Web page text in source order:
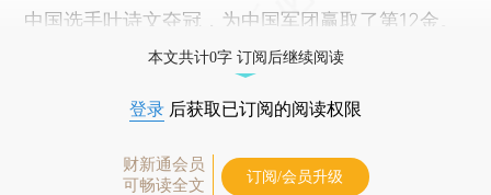
中国选手叶诗文夺冠，为中国军团赢取了第12金。
本文共计0字 订阅后继续阅读
登录 后获取已订阅的阅读权限
财新通会员
可畅读全文
订阅/会员升级